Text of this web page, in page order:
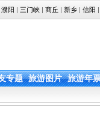
濮阳 | 三门峡 | 商丘 | 新乡 | 信阳 |
专题 旅游图片 旅游年